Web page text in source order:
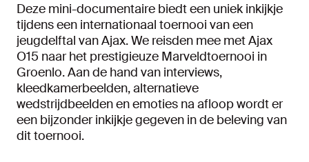
Deze mini-documentaire biedt een uniek inkijkje
tijdens een internationaal toernooi van een
jeugdelftal van Ajax. We reisden mee met Ajax
O15 naar het prestigieuze Marveldtoernooi in
Groenlo. Aan de hand van interviews,
kleedkamerbeelden, alternatieve
wedstrijdbeelden en emoties na afloop wordt er
een bijzonder inkijkje gegeven in de beleving van
dit toernooi.